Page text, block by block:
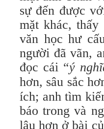
sự đến được
mặt khác,
văn học hư
người đã vãn,
đọc cái “ý
hơn, sâu sắc
ích; anh tìm
báo trong và
lâu hơn ở bài